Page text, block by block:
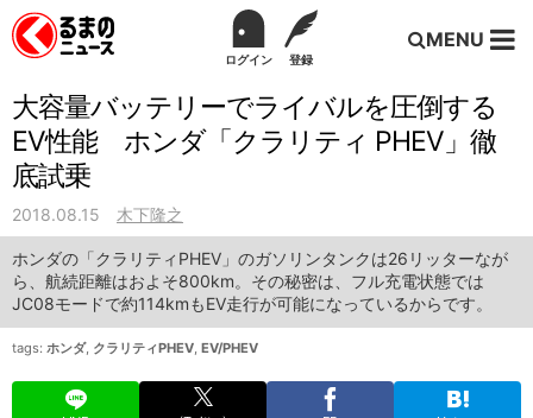
ログイン 登録
MENU
大容量バッテリーでライバルを圧倒する
EV性能 ホンダ「クラリティ PHEV」徹
底試乗
2018.08.15 木下隆之
ホンダの「クラリティPHEV」のガソリンタンクは26リッターなが
ら、航続距離はおよそ800km。その秘密は、フル充電状態では
JC08モードで約114kmもEV走行が可能になっているからです。
tags: ホンダ, クラリティPHEV, EV/PHEV